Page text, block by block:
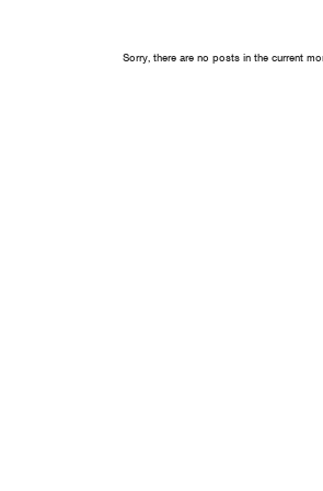
Sorry, there are no posts in the current